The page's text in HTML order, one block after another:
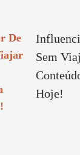
Sem
Hoje!